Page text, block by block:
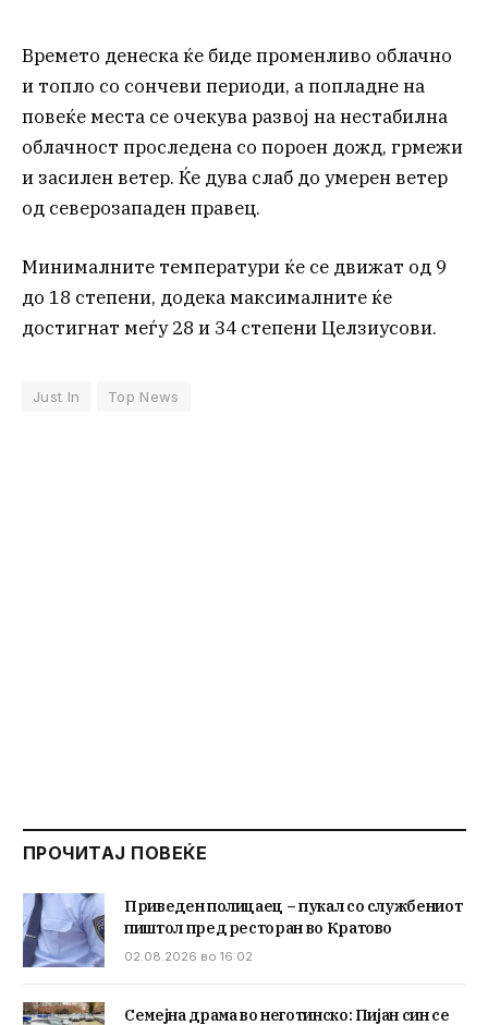
Времето денеска ќе биде променливо облачно
и топло со сончеви периоди, а попладне на
повеќе места се очекува развој на нестабилна
облачност проследена со пороен дожд, грмежи
и засилен ветер. Ќе дува слаб до умерен ветер
од северозападен правец.
Минималните температури ќе се движат од 9
до 18 степени, додека максималните ќе
достигнат меѓу 28 и 34 степени Целзиусови.
Just In Top News
ПРОЧИТАЈ ПОВЕЌЕ
Приведен полицаец – пукал со службениот
пиштол пред ресторан во Кратово
02.08.2026 во 16:02
Семејна драма во неготинско: Пијан син се